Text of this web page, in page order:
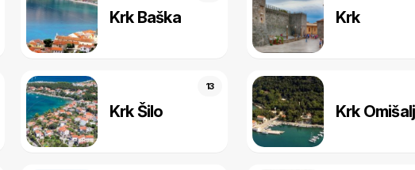
Krk Baška Krk
Krk Šilo
13
Krk Omišalj